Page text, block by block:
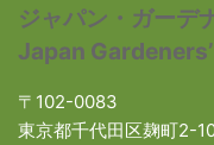
ジャパン・ガーデ
Japan
〒102-0083
東京都千代田区麹町2-